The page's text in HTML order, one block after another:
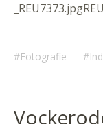
Fotografie